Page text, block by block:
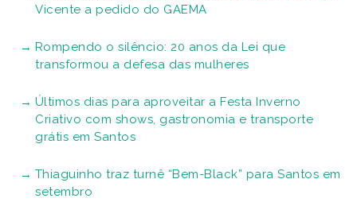
Vicente a pedido do GAEMA
Rompendo o silêncio: 20 anos da Lei que
transformou a defesa das mulheres
Últimos dias para aproveitar a Festa Inverno
Criativo com shows, gastronomia e transporte
grátis em Santos
Thiaguinho traz turnê “Bem-Black” para Santos em
setembro